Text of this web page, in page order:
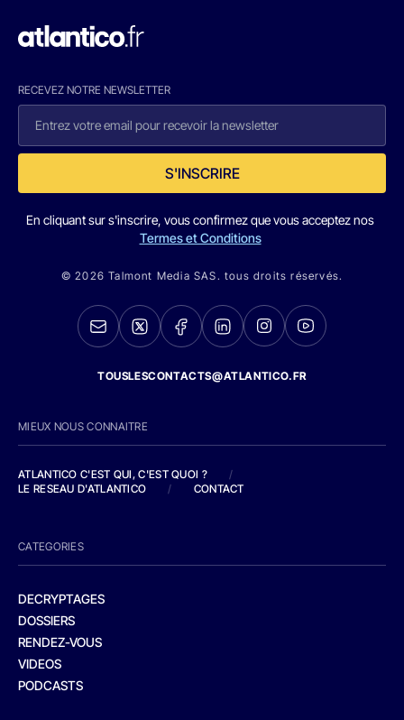
RECEVEZ NOTRE NEWSLETTER
S'INSCRIRE
En cliquant sur s'inscrire, vous confirmez que vous acceptez nos
Termes et Conditions
© 2026 Talmont Media SAS. tous droits réservés.
TOUSLESCONTACTS@ATLANTICO.FR
MIEUX NOUS CONNAITRE
ATLANTICO C'EST QUI, C'EST QUOI ?
/
LE RESEAU D'ATLANTICO
/ CONTACT
CATEGORIES
DECRYPTAGES
DOSSIERS
RENDEZ-VOUS
VIDEOS
PODCASTS